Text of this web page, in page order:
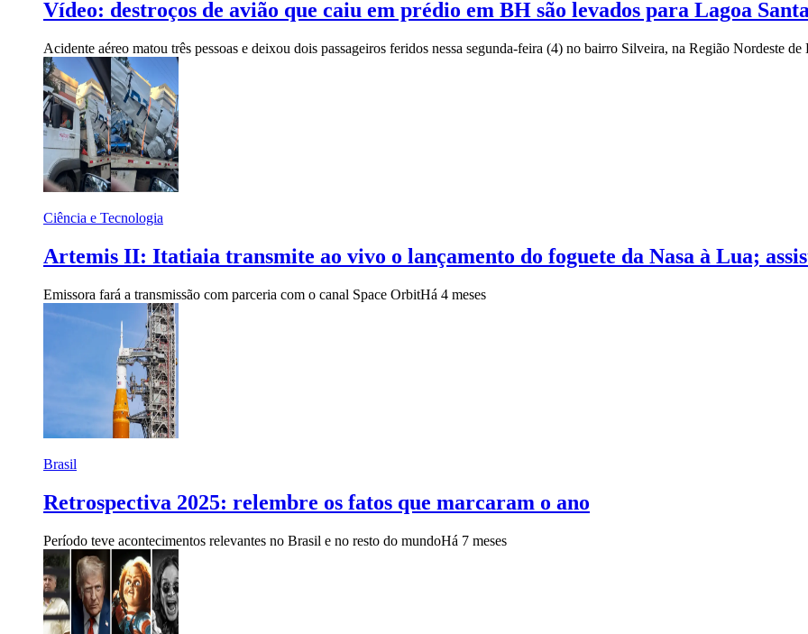
Vídeo: destroços de avião que caiu em prédio em BH são levados para Lagoa
Acidente aéreo matou três pessoas e deixou dois passageiros feridos nessa segunda-feira (4) no bairro Silveira, na Região Nordeste
Ciência e Tecnologia
Artemis II: Itatiaia transmite ao vivo o lançamento do foguete da Nasa à Lua;
Emissora fará a transmissão com parceria com o canal Space OrbitHá 4 meses
Brasil
Retrospectiva 2025: relembre os fatos que marcaram o ano
Período teve acontecimentos relevantes no Brasil e no resto do mundoHá 7 meses